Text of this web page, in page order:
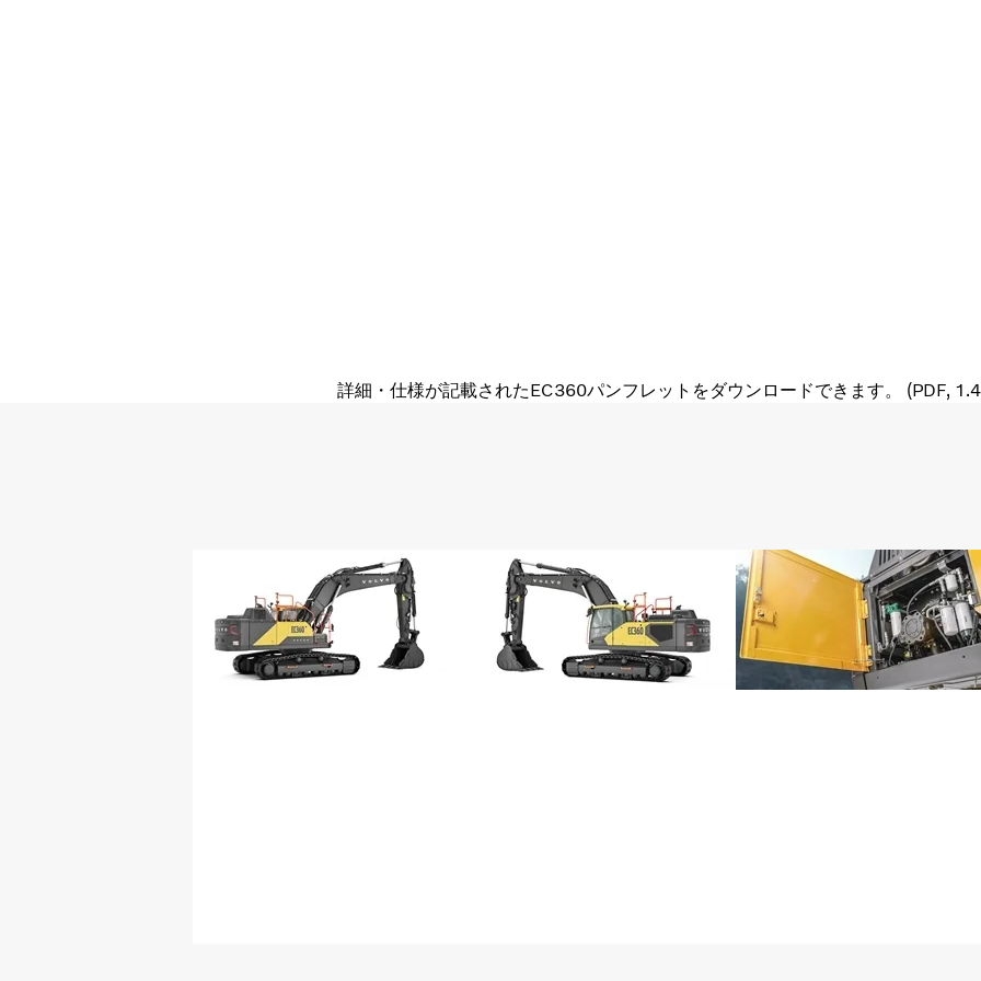
詳細・仕様が記載されたEC360パンフレットをダウンロードできます。 (PDF,